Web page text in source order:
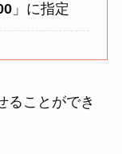
」に指定
ることができ